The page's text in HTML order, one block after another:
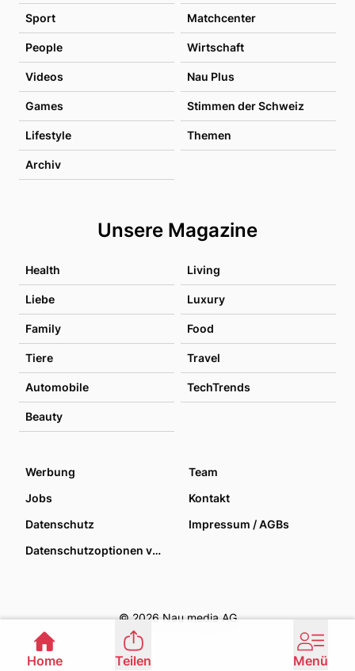
Sport Matchcenter
People Wirtschaft
Videos Nau Plus
Games Stimmen der Schweiz
Lifestyle Themen
Archiv
Unsere Magazine
Health Living
Liebe Luxury
Family Food
Tiere Travel
Automobile TechTrends
Beauty
Werbung
Team
Jobs
Kontakt
Datenschutz
Impressum / AGBs
Datenschutzoptionen verwalten
© 2026 Nau media AG
Home Teilen Menü